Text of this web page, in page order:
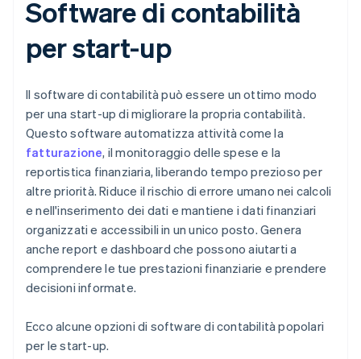
Software di contabilità
per start-up
Il software di contabilità può essere un ottimo modo
per una start-up di migliorare la propria contabilità.
Questo software automatizza attività come la
fatturazione, il monitoraggio delle spese e la
reportistica finanziaria, liberando tempo prezioso per
altre priorità. Riduce il rischio di errore umano nei calcoli
e nell'inserimento dei dati e mantiene i dati finanziari
organizzati e accessibili in un unico posto. Genera
anche report e dashboard che possono aiutarti a
comprendere le tue prestazioni finanziarie e prendere
decisioni informate.
Ecco alcune opzioni di software di contabilità popolari
per le start-up.